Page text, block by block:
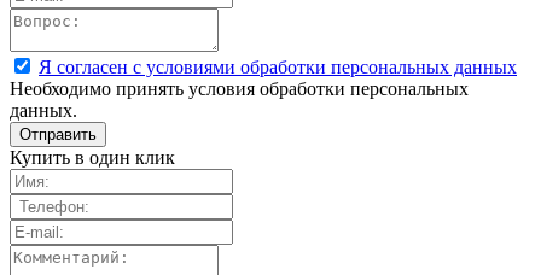
Я согласен с условиями обработки персональных данных
Необходимо принять условия обработки персональных
данных.
Купить в один клик